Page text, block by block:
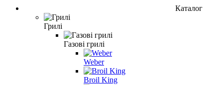
Каталог
Грилі
Газові грилі
Weber
Broil King